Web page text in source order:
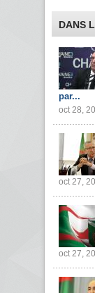
DANS
par...
oct 28,
oct 27,
oct 27,